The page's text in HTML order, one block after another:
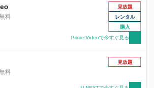
や現代の文学者・ジャーナリストなどの識者他、
三島由紀夫についての「生きた」証言を集め、約
50年の時を経た今、ついにその全貌が明らかにな
料
見放題
レンタル
購入
Prime Videoで今すぐ見る
料
見放題